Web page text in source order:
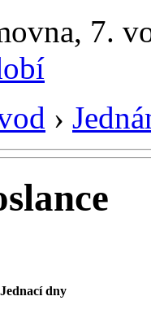
7.
›
Jednací dny